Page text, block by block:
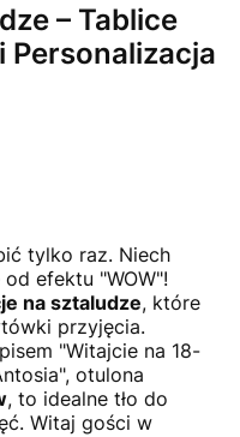
– Tablice
Personalizacja
tylko raz. Niech
efektu "WOW"!
na sztaludze, które
przyjęcia.
"Witajcie na 18-
otulona
, to idealne tło do
Witaj gości w